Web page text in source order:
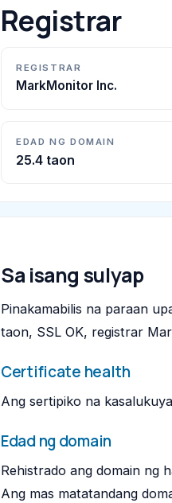
Registrar
REGISTRAR
MarkMonitor Inc.
EDAD NG DOMAIN
25.4 taon
Sa isang sulyap
Pinakamabilis na paraan
taon, SSL OK, registrar
Certificate health
Ang sertipiko na
Edad ng domain
Rehistrado ang domain ng
Ang mas matatandang